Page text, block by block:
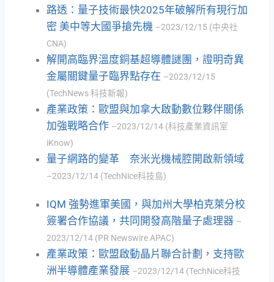
路透：量子技術最快2025年破解所有現行加
密 美中等大國爭搶先機 –2023/12/15 (中央社
CNA)
解開高臨界溫度銅基超導體謎團，證明奇異
金屬關鍵量子臨界點存在 –2023/12/15
(TechNews 科技新報)
產業政策：歐盟與加拿大啟動數位夥伴關係
加強戰略合作 –2023/12/14 (科技產業資訊室
iKnow)
量子網路的變革 奈米光機械腔開啟新領域
–2023/12/14 (TechNice科技島)
IQM 強勢進軍美國，與加州大學柏克萊分校
簽署合作協議，共同開發高階量子處理器 –
2023/12/14 (PR Newswire APAC)
產業政策：歐盟啟動晶片聯合計劃，支持歐
洲半導體產業發展 –2023/12/14 (TechNice科技